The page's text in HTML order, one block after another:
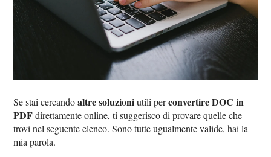
Se stai cercandoaltre soluzioniutili perconvertire DOC in
PDFdirettamente online, ti suggerisco di provare quelle che
trovi nel seguente elenco. Sono tutte ugualmente valide, hai la
mia parola.